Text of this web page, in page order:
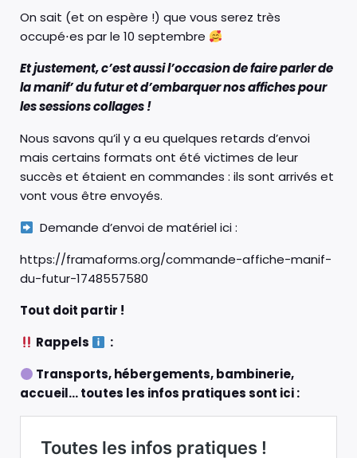
On sait (et on espère !) que vous serez très
occupé⋅es par le 10 septembre
Et justement, c’est aussi l’occasion de faire parler de
la manif’ du futur et d’embarquer nos affiches pour
les sessions collages !
Nous savons qu’il y a eu quelques retards d’envoi
mais certains formats ont été victimes de leur
succès et étaient en commandes : ils sont arrivés et
vont vous être envoyés.
Demande d’envoi de matériel ici :
https://framaforms.org/commande-affiche-manif-
du-futur-1748557580
Tout doit partir !
Rappels
:
Transports, hébergements, bambinerie,
accueil… toutes les infos pratiques sont ici :